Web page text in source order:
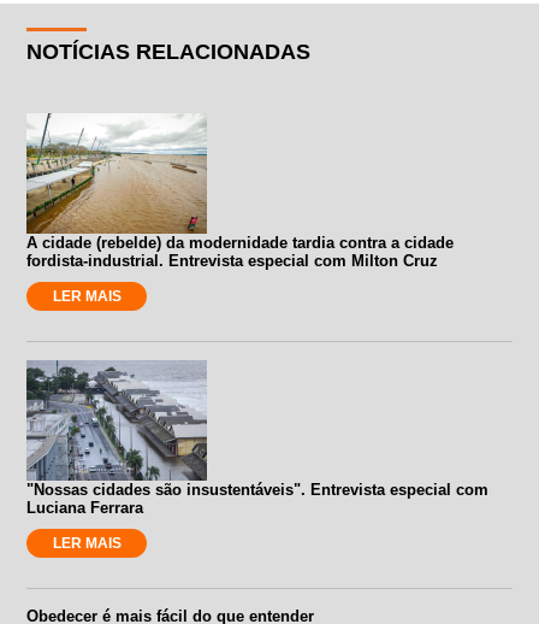
NOTÍCIAS RELACIONADAS
A cidade (rebelde) da modernidade tardia contra a cidade
fordista-industrial. Entrevista especial com Milton Cruz
LER MAIS
"Nossas cidades são insustentáveis". Entrevista especial com
Luciana Ferrara
LER MAIS
Obedecer é mais fácil do que entender